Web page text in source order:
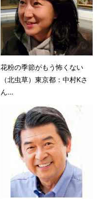
花粉の季節がもう怖くない
（北虫草）東京都：中村Kさ
ん...